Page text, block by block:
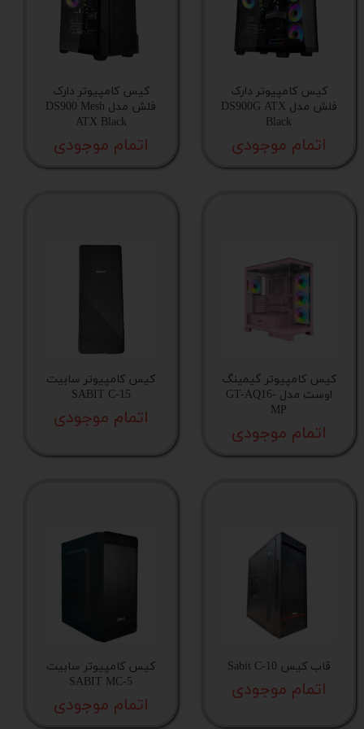
قابلیت خاموش کردن نورپردازی
پورت ریست
پشتیبانی از رادیاتور
خروجی هدفون
فیلتر گرد و غبار
نورپردازی فن های از پیش نصب شده
محل قرار گیری فن های پاور
رنگ اصلی بدنه
رنگ بدنه
رنگ شاسی
کیس کامپیوتر دارک
فلش مدل DS900G ATX
Black
اتمام موجودی
کیس کامپیوتر دارک
فلش مدل DS900 Mesh
ATX Black
اتمام موجودی
کیس کامپیوتر گیمینگ
اوست مدل GT-AQ16-
MP
اتمام موجودی
کیس کامپیوتر سابیت
SABIT C-15
اتمام موجودی
قاب کیس Sabit C-10
اتمام موجودی
کیس کامپیوتر سابیت
SABIT MC-5
اتمام موجودی